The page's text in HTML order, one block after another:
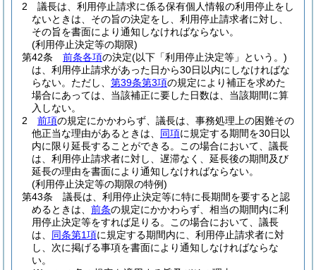
2
議長は、利用停止請求に係る保有個人情報の利用停止をし
ないときは、その旨の決定をし、利用停止請求者に対し、
その旨を書面により通知しなければならない。
(利用停止決定等の期限)
第42条
前条各項の決定(以下「利用停止決定等」という。)
は、利用停止請求があった日から30日以内にしなければな
らない。 ただし、 第39条第3項の規定により補正を求めた
場合にあっては、当該補正に要した日数は、当該期間に算
入しない。
2
前項の規定にかかわらず、議長は、事務処理上の困難その
他正当な理由があるときは、 同項に規定する期間を30日以
内に限り延長することができる。
この場合において、議長
は、利用停止請求者に対し、遅滞なく、延長後の期間及び
延長の理由を書面により通知しなければならない。
(利用停止決定等の期限の特例)
第43条
議長は、利用停止決定等に特に長期間を要すると認
めるときは、 前条の規定にかかわらず、相当の期間内に利
用停止決定等をすれば足りる。
この場合において、議長
は、 同条第1項に規定する期間内に、利用停止請求者に対
し、次に掲げる事項を書面により通知しなければならな
い。